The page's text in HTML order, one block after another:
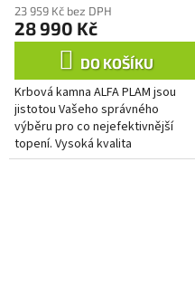
23 959 Kč bez DPH
28 990 Kč
DO KOŠÍKU
Krbová kamna ALFA PLAM jsou
jistotou Vašeho správného
výběru pro co nejefektivnější
topení. Vysoká kvalita
konstrukce, použitých materiálů i